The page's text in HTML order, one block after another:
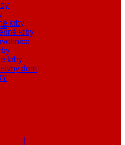
krby
krby
krby
dom